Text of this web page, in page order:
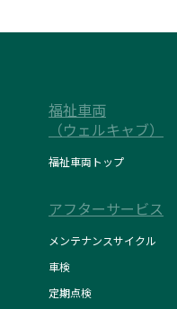
福祉車両
（ウェルキャブ）
福祉車両トップ
アフターサービス
メンテナンスサイクル
車検
定期点検